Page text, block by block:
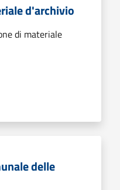
d'archivio
di materiale
delle